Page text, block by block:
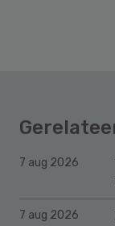
7 aug 2026
7 aug 2026